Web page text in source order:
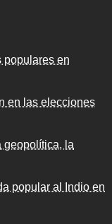
populares en
en las elecciones
geopolítica, la
popular al Indio en